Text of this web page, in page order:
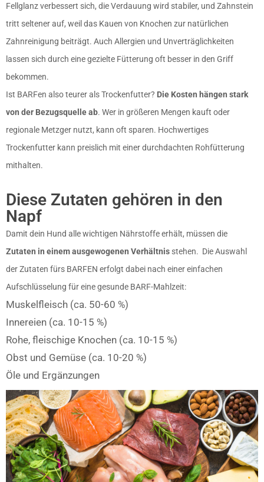
Fellglanz verbessert sich, die Verdauung wird stabiler, und Zahnstein
tritt seltener auf, weil das Kauen von Knochen zur natürlichen
Zahnreinigung beiträgt. Auch Allergien und Unverträglichkeiten
lassen sich durch eine gezielte Fütterung oft besser in den Griff
bekommen.
Ist BARFen also teurer als Trockenfutter? Die Kosten hängen stark
von der Bezugsquelleab. Wer in größeren Mengen kauft oder
regionale Metzger nutzt, kann oft sparen. Hochwertiges
Trockenfutter kann preislich mit einer durchdachten Rohfütterung
mithalten.
Diese Zutaten gehören in den
Napf
Damit dein Hund alle wichtigen Nährstoffe erhält, müssen die
Zutaten in einem ausgewogenen Verhältnis stehen. DieAuswahl
der Zutaten fürs BARFEN erfolgt dabei nach einer einfachen
Aufschlüsselung für eine gesunde BARF-Mahlzeit:
Muskelfleisch (ca. 50-60 %)
Innereien (ca. 10-15 %)
Rohe, fleischige Knochen (ca. 10-15 %)
Obst und Gemüse (ca. 10-20 %)
Öle und Ergänzungen